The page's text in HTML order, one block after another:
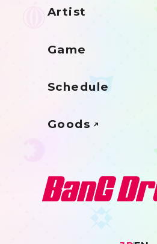
Artist
Game
Schedule
Goods